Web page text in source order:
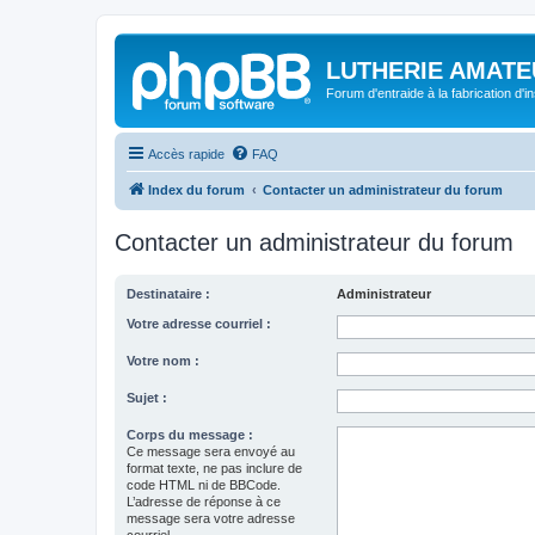
LUTHERIE
Forum d'entraide à la fabrication
Accès rapide FAQ
Index du forum Contacter un administrateur du forum
Contacter un administrateur du forum
Destinataire : Administrateur
Votre adresse courriel :
Votre nom :
Sujet :
Corps du message :
Ce message sera envoyé au
format texte, ne pas inclure de
code HTML ni de BBCode.
L’adresse de réponse à ce
message sera votre adresse